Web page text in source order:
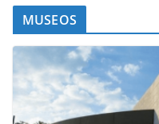
MUSEOS